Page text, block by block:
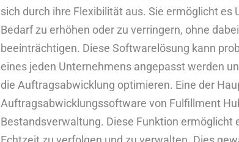
sich durch ihre Flexibilität aus. Sie ermöglicht es
Bedarf zu erhöhen oder zu verringern, ohne
beeinträchtigen. Diese Softwarelösung kann
eines jeden Unternehmens angepasst werden
die Auftragsabwicklung optimieren. Eine der
Auftragsabwicklungssoftware von Fulfillment
Bestandsverwaltung. Diese Funktion ermöglicht